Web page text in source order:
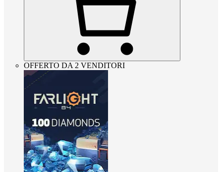
OFFERTO DA 2 VENDITORI